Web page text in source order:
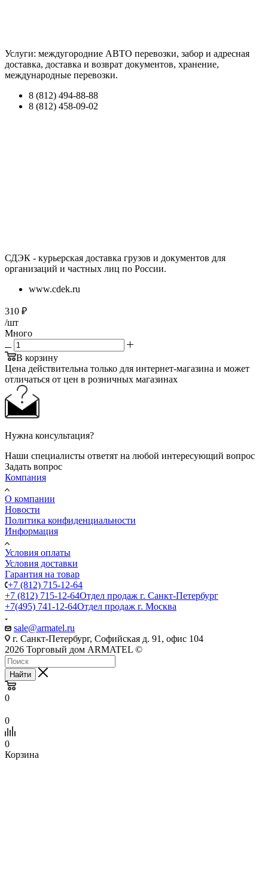
Услуги: междугородние АВТО перевозки, забор и адресная
доставка, доставка и возврат документов, хранение,
международные перевозки.
8 (812) 494-88-88
8 (812) 458-09-02
СДЭК - курьерская доставка грузов и документов для
организаций и частных лиц по России.
www.cdek.ru
310 ₽
/шт
Много
В корзину
Цена действительна только для интернет-магазина и может
отличаться от цен в розничных магазинах
Нужна консультация?
Наши специалисты ответят на любой интересующий вопрос
Задать вопрос
Компания
О компании
Новости
Политика конфиденциальности
Информация
Условия оплаты
Условия доставки
Гарантия на товар
+7 (812) 715-12-64
+7 (812) 715-12-64Отдел продаж г. Санкт-Петербург
+7(495) 741-12-64Отдел продаж г. Москва
sale@armatel.ru
г. Санкт-Петербург, Софийская д. 91, офис 104
2026 Торговый дом ARMATEL ©
Найти
0
0
0
Корзина